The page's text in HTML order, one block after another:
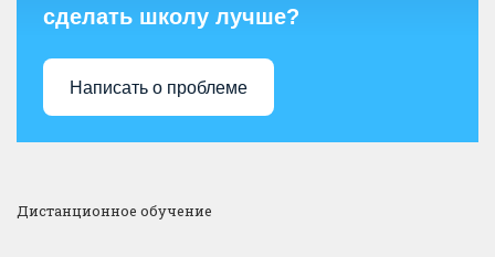
сделать школу лучше?
Написать о проблеме
Дистанционное обучение